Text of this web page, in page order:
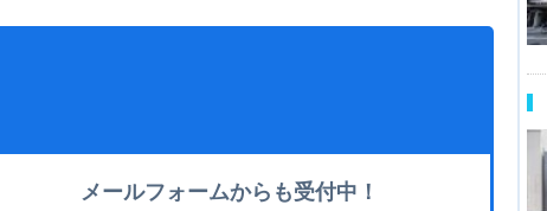
メールフォームからも受付中！